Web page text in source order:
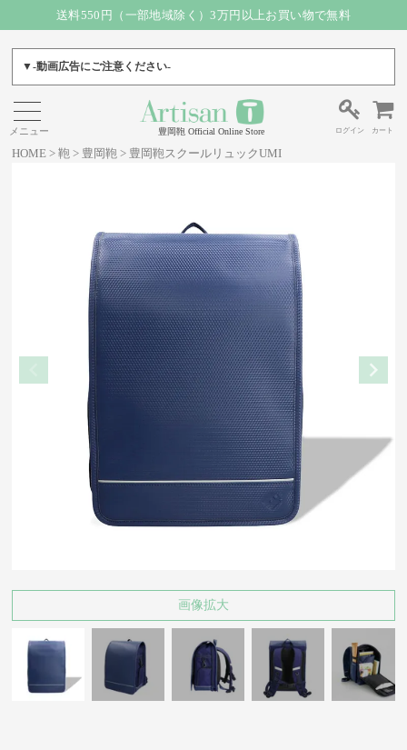
送料550円（一部地域除く）3万円以上お買い物で無料
▼-動画広告にご注意ください-
豊岡鞄 Official Online Store ログイン カート
HOME 鞄 豊岡鞄 豊岡鞄スクールリュックUMI
画像拡大